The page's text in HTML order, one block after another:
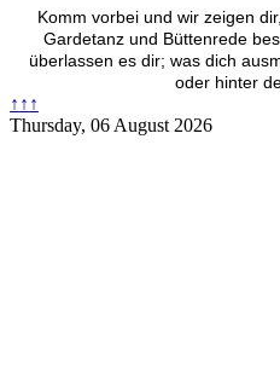
Komm vorbei und wir zeigen
Gardetanz und Büttenrede
überlassen es dir; was dich
oder hinter
↑↑↑
Thursday, 06 August 2026